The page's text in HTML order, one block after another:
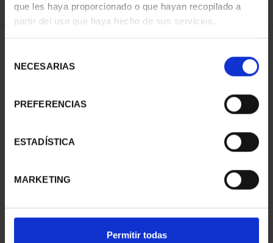
que les haya proporcionado o que hayan recopilado a
partir del uso que haya hecho de sus servicios.
NECESARIAS
PREFERENCIAS
ESTADÍSTICA
MARKETING
Permitir todas
REFINAR
1 Productos encontrados
CLARA CAMPOAMOR